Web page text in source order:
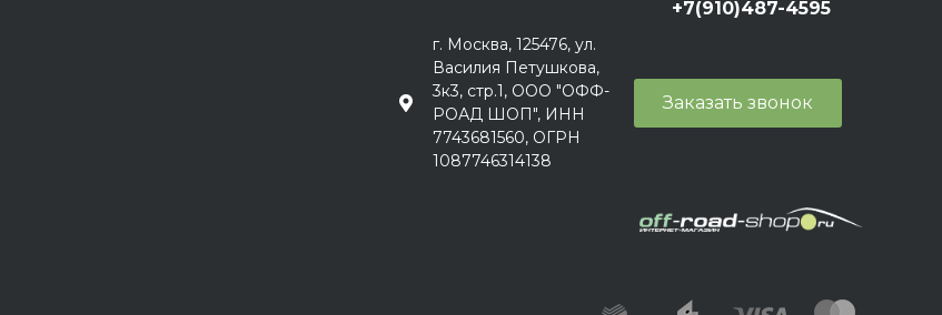
+7(910)487-4595
г. Москва, 125476, ул.
Василия Петушкова,
3к3, стр.1, ООО "ОФФ-
РОАД ШОП", ИНН
7743681560, ОГРН
1087746314138
Заказать звонок